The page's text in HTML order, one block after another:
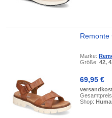
Remonte
Marke:
Größe:42,
69,95 €
Shop: